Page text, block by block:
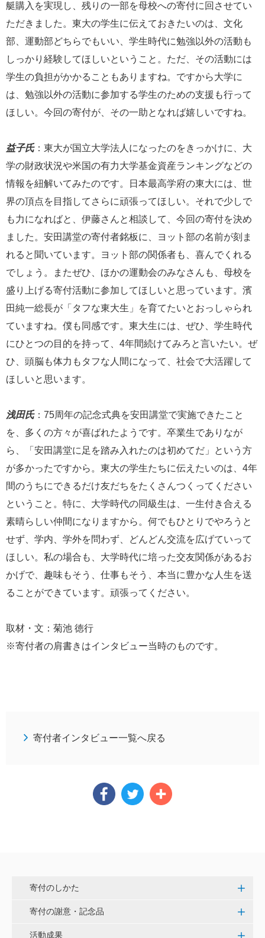
艇購入を実現し、残りの一部を母校への寄付に回させてい
ただきました。東大の学生に伝えておきたいのは、文化
部、運動部どちらでもいい、学生時代に勉強以外の活動も
しっかり経験してほしいということ。ただ、その活動には
学生の負担がかかることもありますね。ですから大学に
は、勉強以外の活動に参加する学生のための支援も行って
ほしい。今回の寄付が、その一助となれば嬉しいですね。
益子氏：東大が国立大学法人になったのをきっかけに、大
学の財政状況や米国の有力大学基金資産ランキングなどの
情報を紐解いてみたのです。日本最高学府の東大には、世
界の頂点を目指してさらに頑張ってほしい。それで少しで
も力になればと、伊藤さんと相談して、今回の寄付を決め
ました。安田講堂の寄付者銘板に、ヨット部の名前が刻ま
れると聞いています。ヨット部の関係者も、喜んでくれる
でしょう。またぜひ、ほかの運動会のみなさんも、母校を
盛り上げる寄付活動に参加してほしいと思っています。濱
田純一総長が「タフな東大生」を育てたいとおっしゃられ
ていますね。僕も同感です。東大生には、ぜひ、学生時代
にひとつの目的を持って、4年間続けてみろと言いたい。ぜ
ひ、頭脳も体力もタフな人間になって、社会で大活躍して
ほしいと思います。
浅田氏：75周年の記念式典を安田講堂で実施できたこと
を、多くの方々が喜ばれたようです。卒業生でありなが
ら、「安田講堂に足を踏み入れたのは初めてだ」という方
が多かったですから。東大の学生たちに伝えたいのは、4年
間のうちにできるだけ友だちをたくさんつくってください
ということ。特に、大学時代の同級生は、一生付き合える
素晴らしい仲間になりますから。何でもひとりでやろうと
せず、学内、学外を問わず、どんどん交流を広げていって
ほしい。私の場合も、大学時代に培った交友関係があるお
かげで、趣味もそう、仕事もそう、本当に豊かな人生を送
ることができています。頑張ってください。
取材・文：菊池 徳行
※寄付者の肩書きはインタビュー当時のものです。
寄付者インタビュー一覧へ戻る
寄付のしかた
寄付の謝意・記念品
活動成果